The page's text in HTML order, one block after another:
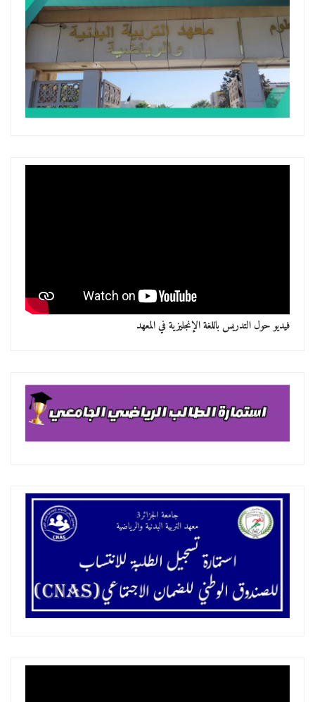
فيديو حول التدريس باللغة الإنجليزية في المعهد